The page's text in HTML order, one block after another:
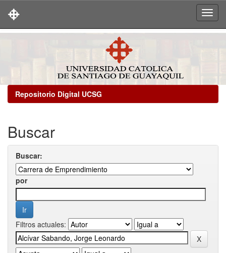
Repositorio Digital UCSG
Buscar
Buscar:
por
Filtros actuales: